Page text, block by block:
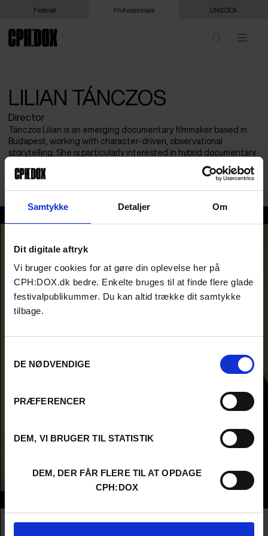
Samtykke Detaljer Om
Dit digitale aftryk
Vi bruger cookies for at gøre din oplevelse her på
CPH:DOX.dk bedre. Enkelte bruges til at finde flere glade
festivalpublikummer. Du kan altid trække dit samtykke
tilbage.
DE NØDVENDIGE
PRÆFERENCER
DEM, VI BRUGER TIL STATISTIK
DEM, DER FÅR FLERE TIL AT OPDAGE
CPH:DOX
Festival Professionals UNG:DOX
LILIAN TÁNCZOS
Director
Tánczos Lilian is an emerging documentary filmmaker based in
Budapest, working with character-driven, observational
storytelling. She is particularly interested in hybrid documentary
forms combining animation and nonfiction. She is currently
developing the feature documentary ACQUITTED.